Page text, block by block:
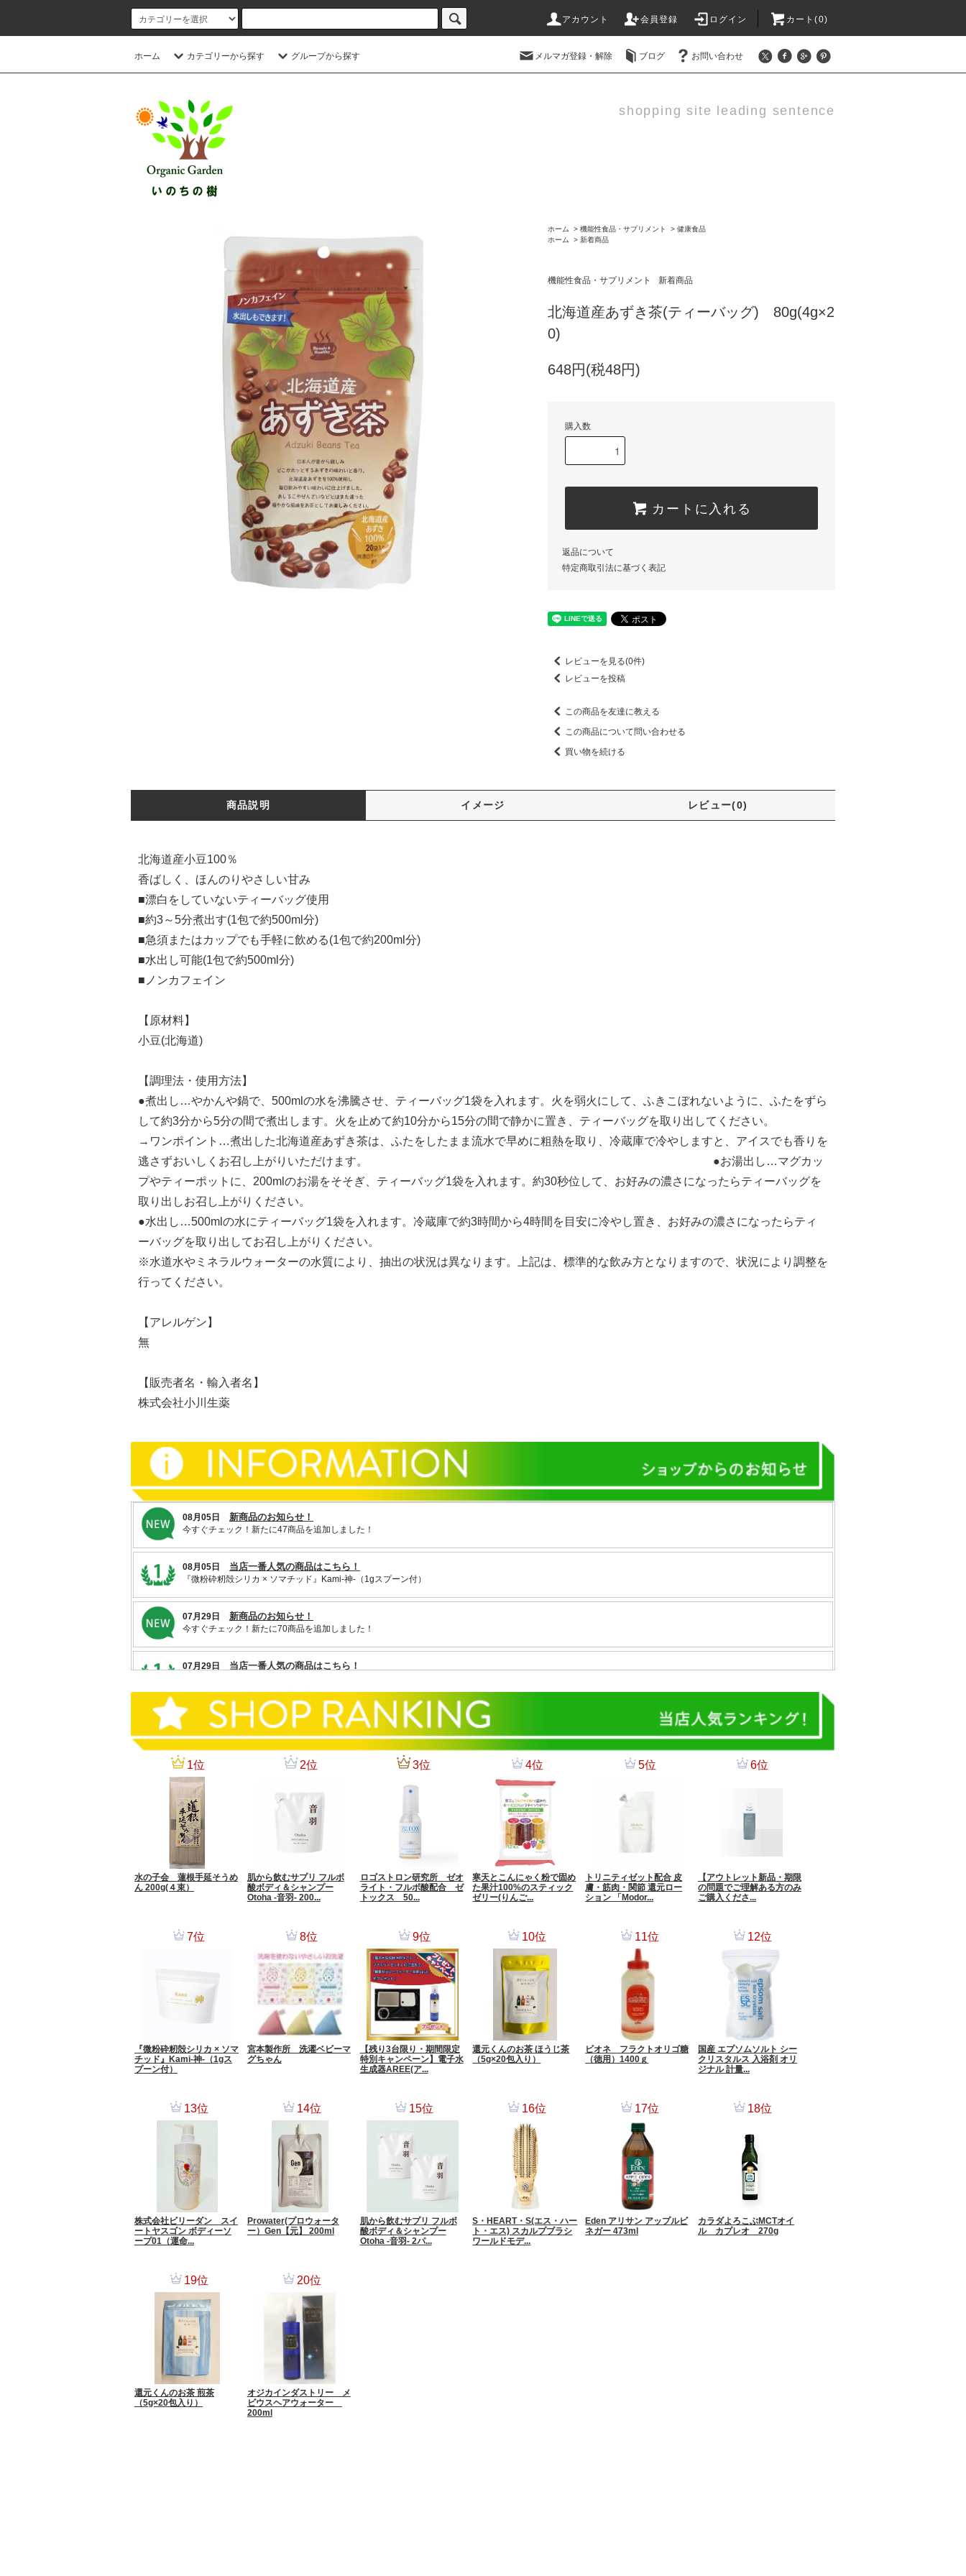
アカウント 会員登録 ログイン カート(0)
ホーム カテゴリーから探す グループから探す メルマガ登録・解除 ブログ お問い合わせ
shopping site leading sentence
ホーム > 機能性食品・サプリメント > 健康食品
ホーム
> 新着商品
機能性食品・サプリメント 新着商品
北海道産あずき茶(ティーバッグ) 80g(4g×2
0)
648円(税48円)
購入数
カートに入れる
返品について
特定商取引法に基づく表記
レビューを見る(0件)
レビューを投稿
この商品を友達に教える
この商品について問い合わせる
買い物を続ける
商品説明 イメージ レビュー(0)
北海道産小豆100％
香ばしく、ほんのりやさしい甘み
■漂白をしていないティーバッグ使用
■約3～5分煮出す(1包で約500ml分)
■急須またはカップでも手軽に飲める(1包で約200ml分)
■水出し可能(1包で約500ml分)
■ノンカフェイン
【原材料】
小豆(北海道)
【調理法・使用方法】
●煮出し…やかんや鍋で、500mlの水を沸騰させ、ティーバッグ1袋を入れます。火を弱火にして、ふきこぼれないように、ふたをずら
して約3分から5分の間で煮出します。火を止めて約10分から15分の間で静かに置き、ティーバッグを取り出してください。
→ワンポイント…煮出した北海道産あずき茶は、ふたをしたまま流水で早めに粗熱を取り、冷蔵庫で冷やしますと、アイスでも香りを
逃さずおいしくお召し上がりいただけます。 ●お湯出し…マグカッ
プやティーポットに、200mlのお湯をそそぎ、ティーバッグ1袋を入れます。約30秒位して、お好みの濃さになったらティーバッグを
取り出しお召し上がりください。
●水出し…500mlの水にティーバッグ1袋を入れます。冷蔵庫で約3時間から4時間を目安に冷やし置き、お好みの濃さになったらティ
ーバッグを取り出してお召し上がりください。
※水道水やミネラルウォーターの水質により、抽出の状況は異なります。上記は、標準的な飲み方となりますので、状況により調整を
行ってください。
【アレルゲン】
無
【販売者名・輸入者名】
株式会社小川生薬